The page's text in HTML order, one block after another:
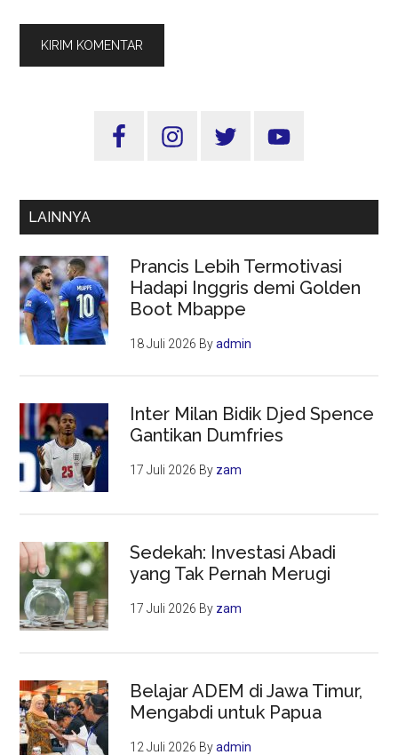
Sidebar
LAINNYA
Prancis Lebih Termotivasi
Hadapi Inggris demi Golden
Boot Mbappe
18 Juli 2026 Byadmin
Inter Milan Bidik Djed Spence
Gantikan Dumfries
17 Juli 2026 By zam
Sedekah: Investasi Abadi
yang Tak Pernah Merugi
17 Juli 2026 By zam
Belajar ADEM di Jawa Timur,
Mengabdi untuk Papua
12 Juli 2026 Byadmin